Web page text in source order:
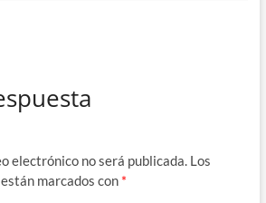
electrónico no será publicada. Los
marcados con *